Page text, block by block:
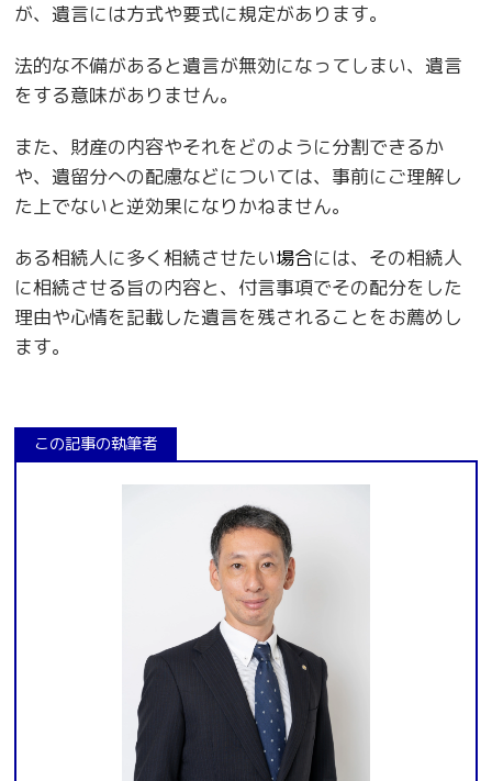
が、遺言には方式や要式に規定があります。
法的な不備があると遺言が無効になってしまい、遺言
をする意味がありません。
また、財産の内容やそれをどのように分割できるか
や、遺留分への配慮などについては、事前にご理解し
た上でないと逆効果になりかねません。
ある相続人に多く相続させたい場合には、その相続人
に相続させる旨の内容と、付言事項でその配分をした
理由や心情を記載した遺言を残されることをお薦めし
ます。
この記事の執筆者